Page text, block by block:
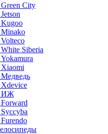
City
Siberia
ИЖ